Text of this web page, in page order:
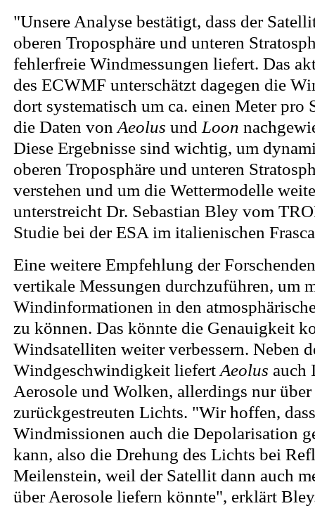
"Unsere Analyse bestätigt, dass der
oberen Troposphäre und unteren
fehlerfreie Windmessungen liefert. Das
des ECWMF unterschätzt dagegen die
dort systematisch um ca. einen Meter pro
die Daten vonAeolus undLoon
Diese Ergebnisse sind wichtig, um
oberen Troposphäre und unteren
verstehen und um die Wettermodelle
unterstreicht Dr. Sebastian Bley vom
Studie bei der ESA im italienischen
Eine weitere Empfehlung der
vertikale Messungen durchzuführen, um
Windinformationen in den
zu können. Das könnte die Genauigkeit
Windsatelliten weiter verbessern. Neben
Windgeschwindigkeit liefertAeolus auch
Aerosole und Wolken, allerdings nur über
zurückgestreuten Lichts. "Wir hoffen,
Windmissionen auch die Depolarisation
kann, also die Drehung des Lichts bei
Meilenstein, weil der Satellit dann auch
über Aerosole liefern könnte", erklärt